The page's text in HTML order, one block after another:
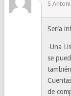
S
Sería
-Una
se
de